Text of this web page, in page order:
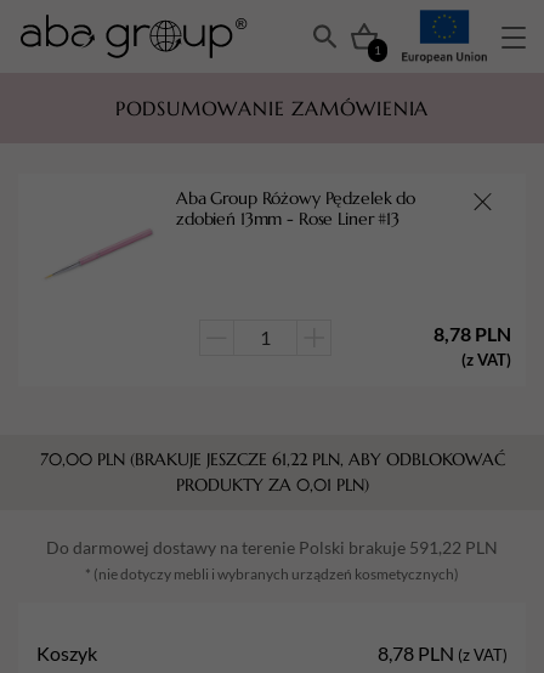
1
PODSUMOWANIE ZAMÓWIENIA
Aba Group Różowy Pędzelek do
zdobień 13mm - Rose Liner #13
Pędzelek
do
13mm
-
8,78 PLN
(z VAT)
70,00 PLN (BRAKUJE JESZCZE 61,22 PLN, ABY ODBLOKOWAĆ
PRODUKTY ZA 0,01 PLN)
Do darmowej dostawy na terenie Polski brakuje 591,22 PLN
* (nie dotyczy mebli i wybranych urządzeń kosmetycznych)
Koszyk 8,78 PLN (z VAT)